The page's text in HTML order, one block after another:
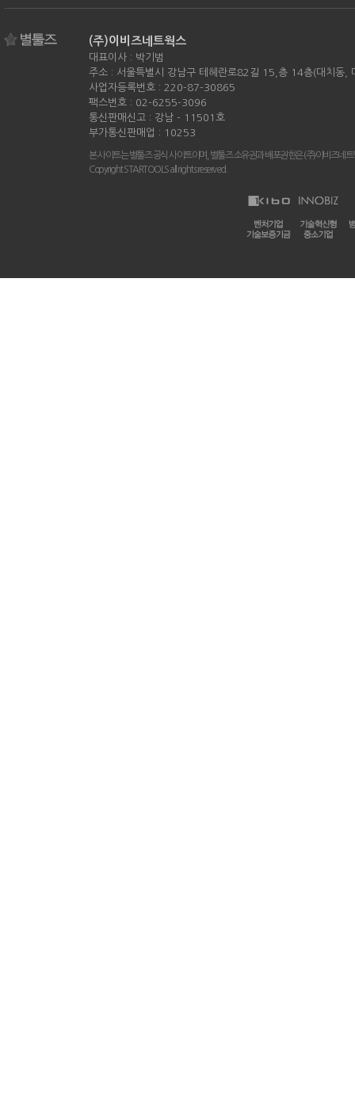
(주)이비즈네트웍스
대표이사 : 박기범
주소 : 서울특별시 강남구 테헤란로82길 15,층 14층(대치동,
사업자등록번호 : 220-87-30865
팩스번호 : 02-6255-3096
통신판매신고 : 강남 - 11501호
부가통신판매업 : 10253
본 사이트는 별툴즈 공식 사이트이며, 별툴즈 소유권과 배포권한은 (주)이비즈네
Copyright STARTOOLS all rights reserved.